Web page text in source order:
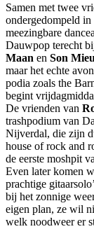
Samen met twee
ondergedompeld
meezingbare
Dauwpop terecht
Maan en Son
maar het echte
podia zoals the
begint
De vrienden van
trashpodium van
Nijverdal, die zijn
house of rock and
de eerste moshpit
Even later komen
prachtige
bij het zonnige
eigen plan, ze wil
welk noodweer er